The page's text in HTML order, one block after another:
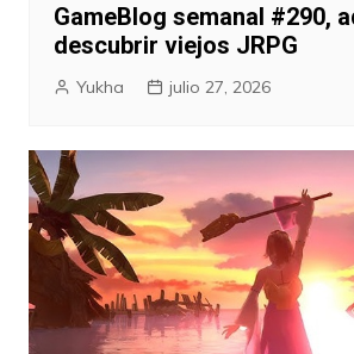
GameBlog semanal #290,
descubrir viejos JRPG
Yukha julio 27, 2026